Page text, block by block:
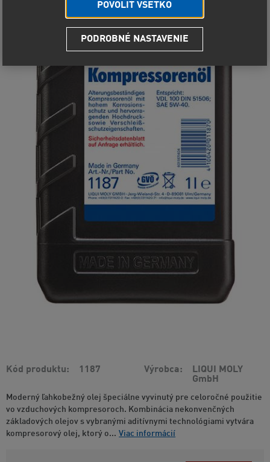
Kód produktu 1187 Výrobca
LIQUI MOLY
GmbH
Moderný ľahkobežný olej špeciálne vyvinutý pre celoročné použitie
vo vzduchových kompresoroch. Kombinácia nekonvenčných
základových olejov s vybranými aditívnymi technológiami vytvára
kompresorový olej, ktorý o... Viac informácií
POVOLIŤ VŠETKO
PODROBNÉ NASTAVENIE